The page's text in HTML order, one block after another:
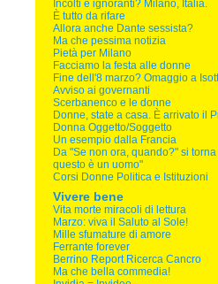
Incolti e ignoranti? Milano, Italia.
È tutto da rifare
Allora anche Dante sessista?
Ma che pessima notizia
Pietà per Milano
Facciamo la festa alle donne
Fine dell'8 marzo? Omaggio a
Avviso ai governanti
Scerbanenco e le donne
Donne, state a casa. È arrivato il
Donna Oggetto/Soggetto
Un esempio dalla Francia
Da "Se non ora, quando?" si
questo è un uomo"
Corsi Donne Politica e Istituzioni
Vivere bene
Vita morte miracoli di lettura
Marzo: viva il Saluto al Sole!
Mille sfumature di amore
Ferrante forever
Berrino Report Ricerca Cancro
Ma che bella commedia!